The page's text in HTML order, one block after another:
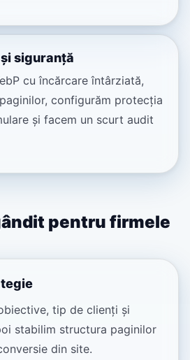
siguranță
cu încărcare întârziată,
configurăm protecția
și facem un scurt audit
pentru firmele
tip de clienți și
stabilim structura paginilor
din site.